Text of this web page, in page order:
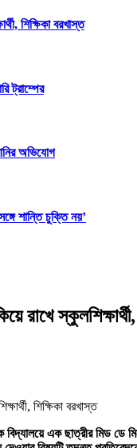
শিক্ষিকা বরখাস্ত
ট্রাম্পের
অভিযোগ
শান্তি চুক্তি নয়’
রাখে
বিদ্যালয়ে এক ছাত্রীর মিড